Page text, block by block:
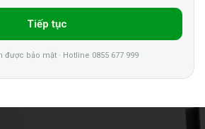
Tiếp tục
được bảo mật · Hotline 0855 677 999